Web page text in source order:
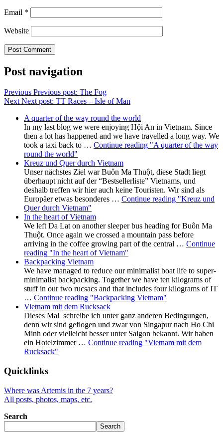
Email *
Website
Post navigation
Previous Previous post: The Fog
Next Next post: TT Races – Isle of Man
A quarter of the way round the world
In my last blog we were enjoying Hội An in Vietnam. Since
then a lot has happened and we have travelled a long way. We
took a taxi back to … Continue reading "A quarter of the way
round the world"
Kreuz und Quer durch Vietnam
Unser nächstes Ziel war Buôn Ma Thuột, diese Stadt liegt
überhaupt nicht auf der “Bestsellerliste” Vietnams, und
deshalb treffen wir hier auch keine Touristen. Wir sind als
Europäer etwas besonderes … Continue reading "Kreuz und
Quer durch Vietnam"
In the heart of Vietnam
We left Da Lat on another sleeper bus heading for Buôn Ma
Thuột. Once again we crossed a mountain pass before
arriving in the coffee growing part of the central … Continue
reading "In the heart of Vietnam"
Backpacking Vietnam
We have managed to reduce our minimalist boat life to super-
minimalist backpacking. Together we have ten kilograms of
stuff in our two rucsacs and that includes four kilograms of IT
… Continue reading "Backpacking Vietnam"
Vietnam mit dem Rucksack
Dieses Mal schreibe ich unter ganz anderen Bedingungen,
denn wir sind geflogen und zwar von Singapur nach Ho Chi
Minh oder vielleicht besser unter Saigon bekannt. Wir haben
ein Hotelzimmer … Continue reading "Vietnam mit dem
Rucksack"
Quicklinks
Where was Artemis in the 7 years?
All posts, photos, maps, etc.
Search
Search